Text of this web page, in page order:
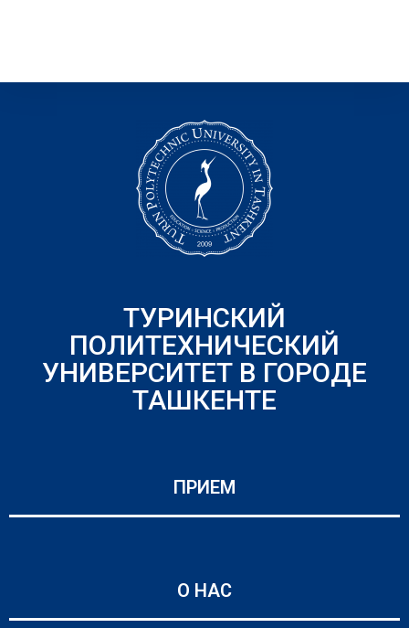
ТУРИНСКИЙ
ПОЛИТЕХНИЧЕСКИЙ
УНИВЕРСИТЕТ В ГОРОДЕ
ТАШКЕНТЕ
ПРИЕМ
О НАС